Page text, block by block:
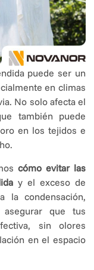
puede ser un
en climas
No solo afecta el
también puede
en los tejidos e
cómo evitar las
y el exceso de
la condensación,
asegurar que tus
sin olores
en el espacio